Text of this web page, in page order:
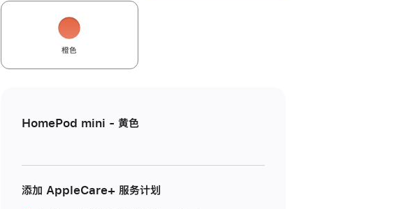
橙色
HomePod mini - 黄色
添加 AppleCare+ 服务计划